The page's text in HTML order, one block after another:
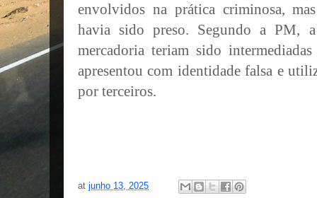
envolvidos na prática criminosa,
havia sido preso. Segundo a PM,
mercadoria teriam sido
apresentou com identidade falsa e
por terceiros.
at junho 13, 2025